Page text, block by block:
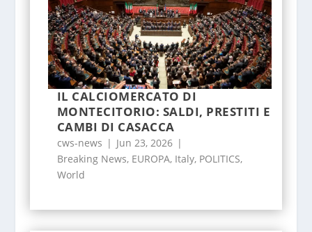
IL CALCIOMERCATO DI
MONTECITORIO: SALDI, PRESTITI E
CAMBI DI CASACCA
cws-news | Jun 23, 2026 |
Breaking News, EUROPA, Italy, POLITICS,
World